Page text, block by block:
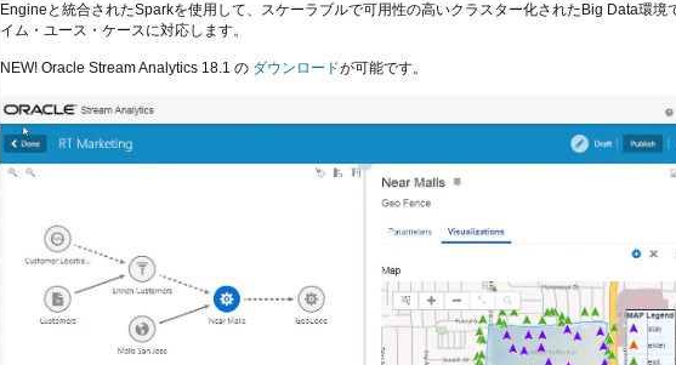
Engineと統合されたSparkを使用して、スケーラブルで可用性の高いクラスター化されたBig Data環境
イム・ユース・ケースに対応します。
NEW! Oracle Stream Analytics 18.1 の ダウンロードが可能です。